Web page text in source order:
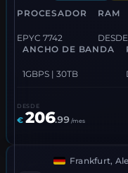
PROCESADOR
EPYC 7742
RAM
ANCHO DE BANDA
1GBPS | 30TB
DESDE
€ 206.99 /mes
Frankfurt,